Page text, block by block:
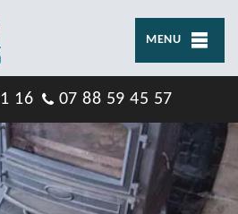
MENU
16 07 88 59 45 57